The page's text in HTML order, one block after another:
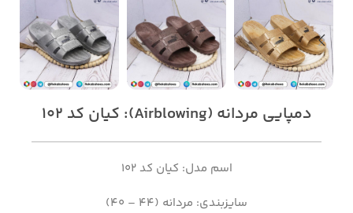
دمپایی مردانه (Airblowing): کیان کد 102
اسم مدل: کیان کد 102
سایزبندی: مردانه (44 – 40)